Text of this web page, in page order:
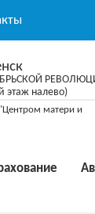
этаж налево)
матери и